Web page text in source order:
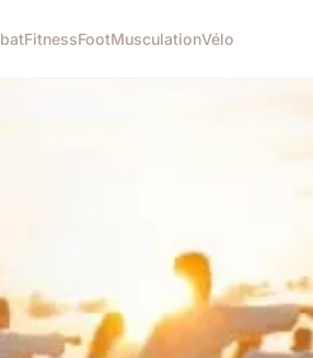
FitnessFootMusculationVélo